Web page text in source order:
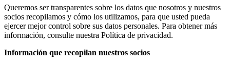
Queremos ser transparentes sobre los datos que nosotros y nuestros
socios recopilamos y cómo los utilizamos, para que usted pueda
ejercer mejor control sobre sus datos personales. Para obtener más
información, consulte nuestra Política de privacidad.
Información que recopilan nuestros socios